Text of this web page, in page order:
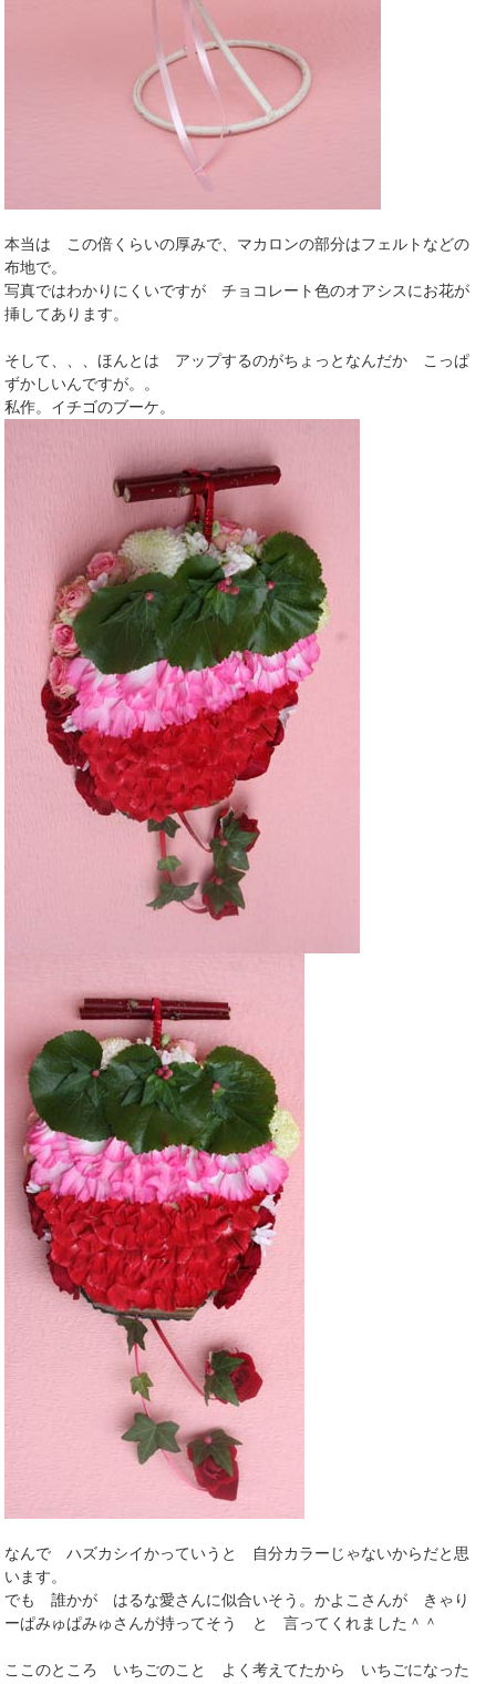
本当は この倍くらいの厚みで、マカロンの部分はフェルトなどの
布地で。
写真ではわかりにくいですが チョコレート色のオアシスにお花が
挿してあります。
そして、、、ほんとは アップするのがちょっとなんだか こっぱ
ずかしいんですが。。
私作。イチゴのブーケ。
なんで ハズカシイかっていうと 自分カラーじゃないからだと思
います。
でも 誰かが はるな愛さんに似合いそう。かよこさんが きゃり
ーぱみゅぱみゅさんが持ってそう と 言ってくれました＾＾
ここのところ いちごのこと よく考えてたから いちごになった